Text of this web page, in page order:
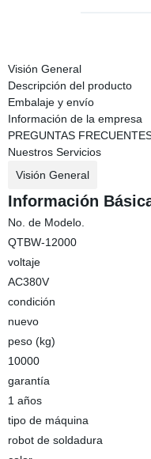
Visión General
Descripción del producto
Embalaje y envío
Información de la empresa
PREGUNTAS
Nuestros Servicios
Visión General
Información
No. de Modelo.
QTBW-12000
voltaje
AC380V
condición
nuevo
peso (kg)
10000
garantía
1 años
tipo de máquina
robot de soldadura